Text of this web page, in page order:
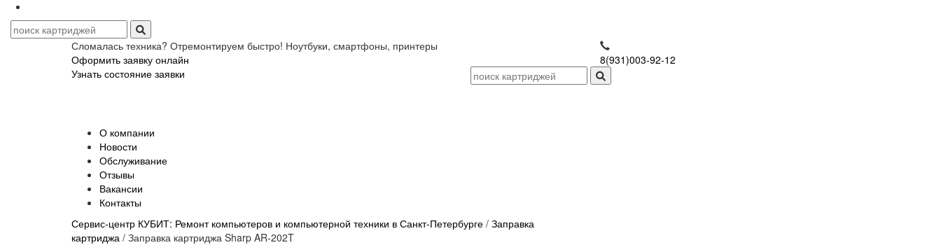
Сломалась техника? Отремонтируем быстро! Ноутбуки, смартфоны, принтеры
Оформить заявку онлайн
Узнать состояние заявки
8(931)003-92-12
О компании
Новости
Обслуживание
Отзывы
Вакансии
Контакты
Сервис-центр КУБИТ: Ремонт компьютеров и компьютерной техники в Санкт-Петербурге / Заправка
картриджа / Заправка картриджа Sharp AR-202T